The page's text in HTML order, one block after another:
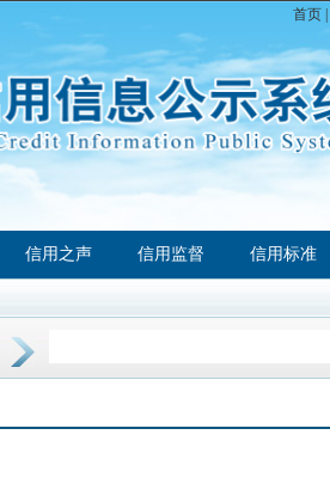
首页
信用之声 信用监督 信用标准